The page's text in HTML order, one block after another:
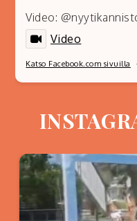
Video:
Video
Katso Facebook.com sivuilla ·